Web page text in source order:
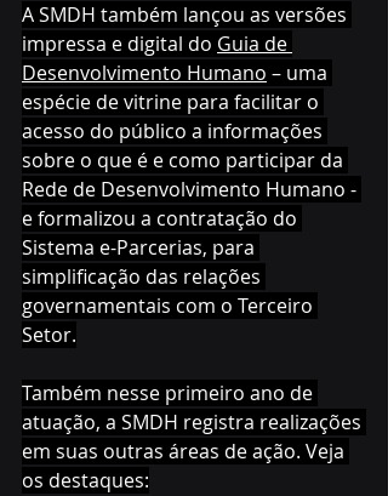
A SMDH também lançou as versões
impressa e digital do Guia de
Desenvolvimento Humano – uma
espécie de vitrine para facilitar o
acesso do público a informações
sobre o que é e como participar da
Rede de Desenvolvimento Humano -
e formalizou a contratação do
Sistema e-Parcerias, para
simplificação das relações
governamentais com o Terceiro
Setor.
Também nesse primeiro ano de
atuação, a SMDH registra realizações
em suas outras áreas de ação. Veja
os destaques: